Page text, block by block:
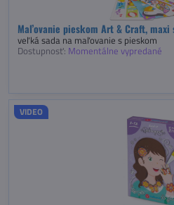
Maľovanie pieskom Art & Craft, maxi
veľká sada na maľovanie s pieskom
Dostupnosť: Momentálne vypredané
VIDEO